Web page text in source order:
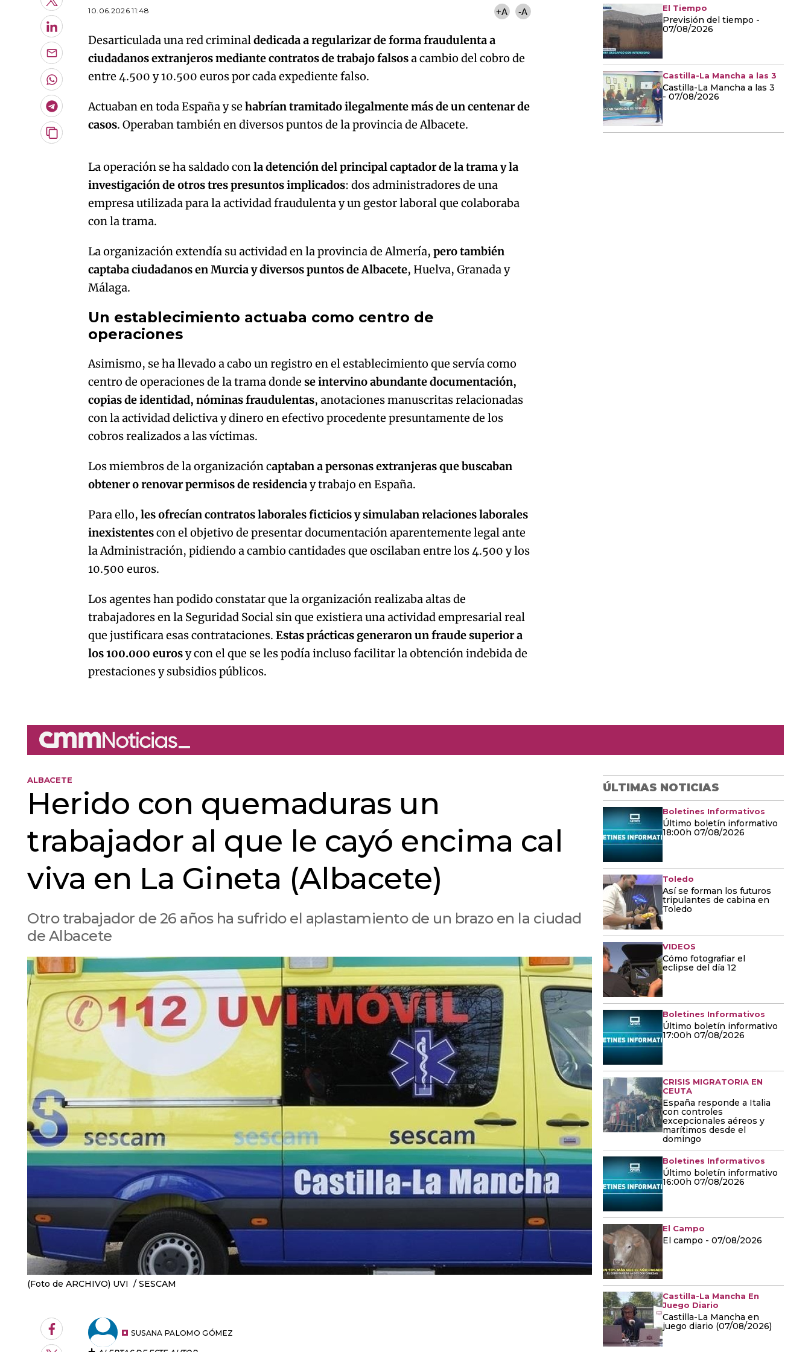
Twitter
LinkedIn
Enviar
por
Email
Whatsapp
Telegram
Copiar
artículo
10.06.2026 11:48
+A -A
Desarticulada una red criminaldedicada a regularizar de forma fraudulenta a
ciudadanos extranjeros mediante contratos de trabajo falsosa cambio del cobro de
entre 4.500 y 10.500 euros por cada expediente falso.
Actuaban en toda España y se habrían tramitado ilegalmente más de un centenar de
casos. Operaban también en diversos puntos de la provincia de Albacete.
Algo salió mal.
Try again
La operación se ha saldado conla detención del principal captador de la trama y la
investigación de otros tres presuntos implicados: dos administradores de una
empresa utilizada para la actividad fraudulenta y un gestor laboral que colaboraba
con la trama.
La organización extendía su actividad en la provincia de Almería, pero también
captaba ciudadanos en Murcia y diversos puntos de Albacete, Huelva, Granada y
Málaga.
Un establecimiento actuaba como centro de
operaciones
Asimismo, se ha llevado a cabo un registro en el establecimiento que servía como
centro de operaciones de la trama dondese intervino abundante documentación,
copias de identidad, nóminas fraudulentas, anotaciones manuscritas relacionadas
con la actividad delictiva y dinero en efectivo procedente presuntamente de los
cobros realizados a las víctimas.
Los miembros de la organización captaban a personas extranjeras que buscaban
obtener o renovar permisos de residenciay trabajo en España.
Para ello,les ofrecían contratos laborales ficticios y simulaban relaciones laborales
inexistentescon el objetivo de presentar documentación aparentemente legal ante
la Administración, pidiendo a cambio cantidades que oscilaban entre los 4.500 y los
10.500 euros.
Los agentes han podido constatar que la organización realizaba altas de
trabajadores en la Seguridad Social sin que existiera una actividad empresarial real
que justificara esas contrataciones.Estas prácticas generaron un fraude superior a
los 100.000 eurosy con el que se les podía incluso facilitar la obtención indebida de
prestaciones y subsidios públicos.
El Tiempo
Previsión del tiempo -
07/08/2026
Castilla-La Mancha a las 3
Castilla-La Mancha a las 3
- 07/08/2026
ALBACETE
Herido con quemaduras un
trabajador al que le cayó encima cal
viva en La Gineta (Albacete)
Otro trabajador de 26 años ha sufrido el aplastamiento de un brazo en la ciudad
de Albacete
(Foto de ARCHIVO) UVI SESCAM
Facebook SUSANA PALOMO GÓMEZ
ÚLTIMAS NOTICIAS
Boletines Informativos
Último boletín informativo
18:00h 07/08/2026
Toledo
Así se forman los futuros
tripulantes de cabina en
Toledo
VIDEOS
Cómo fotografiar el
eclipse del día 12
Boletines Informativos
Último boletín informativo
17:00h 07/08/2026
CRISIS MIGRATORIA EN
CEUTA
España responde a Italia
con controles
excepcionales aéreos y
marítimos desde el
domingo
Boletines Informativos
Último boletín informativo
16:00h 07/08/2026
El Campo
El campo - 07/08/2026
Castilla-La Mancha En
Juego Diario
Castilla-La Mancha en
juego diario (07/08/2026)